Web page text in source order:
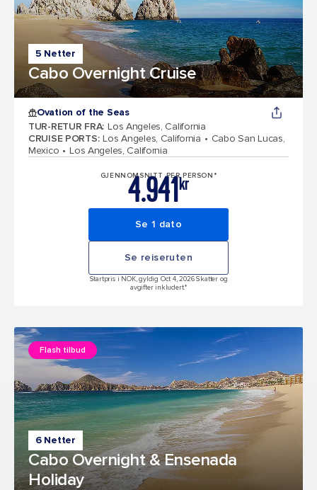
5 Netter
Cabo Overnight Cruise
Ovation of the Seas
TUR-RETUR FRA: Los Angeles, California
CRUISE PORTS: Los Angeles, California
Cabo San Lucas,
Mexico
Los Angeles, California
GJENNOMSNITT PER PERSON*
kr
4.941
Se 1 dato
Se reiseruten
Startpris i NOK, gyldig Oct 4, 2026 Skatter og
avgifter inkludert.*
6 Netter
Cabo Overnight & Ensenada
Holiday
Flash tilbud